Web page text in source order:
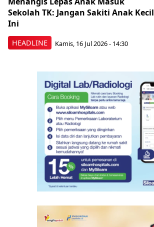
HEADLINE
Sekolah TK: Jangan Sakiti Anak Kecil
Ini
Kamis, 16 Jul 2026 - 14:30